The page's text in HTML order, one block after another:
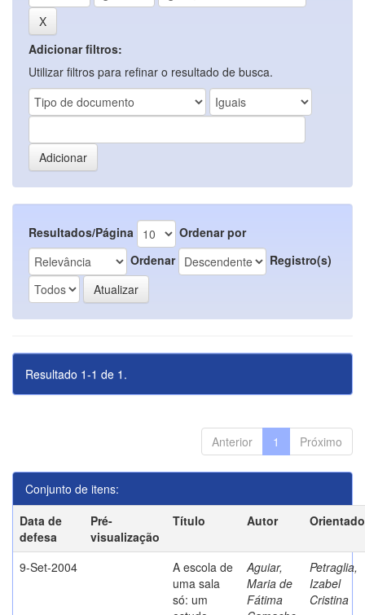
Adicionar filtros:
Utilizar filtros para refinar o resultado de busca.
Resultados/Página
Ordenar por
Ordenar
Registro(s)
Resultado 1-1 de 1.
Anterior 1 Próximo
Conjunto de itens:
Data de
defesa
Pré-
visualização
Título Autor
9-Set-2004
A escola de
uma sala
só: um
Aguiar,
Maria de
Fátima
Petraglia,
Izabel
Cristina